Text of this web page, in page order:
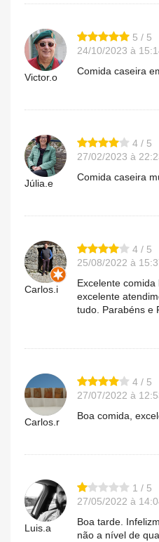
Victor.o
5 / 5
24/10/2023 à
Comida caseira
Júlia.e
4 / 5
27/02/2023 à
Comida caseira
Carlos.i
4 / 5
25/08/2022 à
Excelente
excelente
tudo. Parabéns e
Carlos.r
4 / 5
27/07/2022 à
Boa comida,
Luis.a
1 / 5
27/05/2022 à
Boa tarde.
não a nível de